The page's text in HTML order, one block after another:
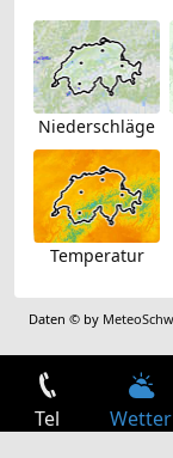
Niederschläge
Temperatur
Daten © by
Tel Wetter